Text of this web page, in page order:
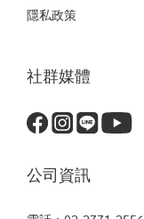
隱私政策
社群媒體
公司資訊